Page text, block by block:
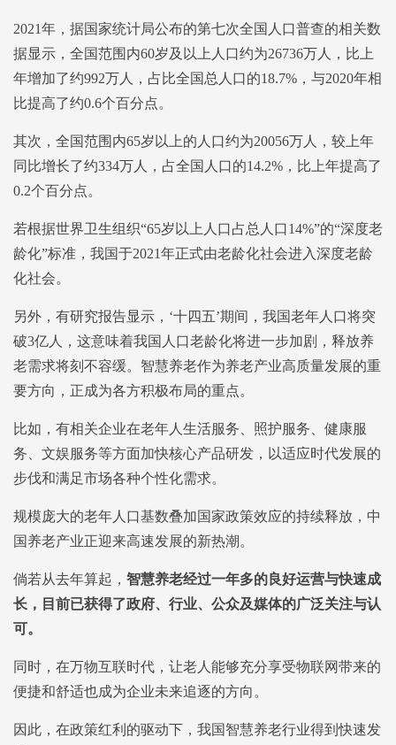
2021年，据国家统计局公布的第七次全国人口普查的相关数
据显示，全国范围内60岁及以上人口约为26736万人，比上
年增加了约992万人，占比全国总人口的18.7%，与2020年相
比提高了约0.6个百分点。
其次，全国范围内65岁以上的人口约为20056万人，较上年
同比增长了约334万人，占全国人口的14.2%，比上年提高了
0.2个百分点。
若根据世界卫生组织“65岁以上人口占总人口14%”的“深度老
龄化”标准，我国于2021年正式由老龄化社会进入深度老龄
化社会。
另外，有研究报告显示，‘十四五’期间，我国老年人口将突
破3亿人，这意味着我国人口老龄化将进一步加剧，释放养
老需求将刻不容缓。智慧养老作为养老产业高质量发展的重
要方向，正成为各方积极布局的重点。
比如，有相关企业在老年人生活服务、照护服务、健康服
务、文娱服务等方面加快核心产品研发，以适应时代发展的
步伐和满足市场各种个性化需求。
规模庞大的老年人口基数叠加国家政策效应的持续释放，中
国养老产业正迎来高速发展的新热潮。
倘若从去年算起， 智慧养老经过一年多的良好运营与快速成
长，目前已获得了政府、行业、公众及媒体的广泛关注与认
可。
同时，在万物互联时代，让老人能够充分享受物联网带来的
便捷和舒适也成为企业未来追逐的方向。
因此，在政策红利的驱动下，我国智慧养老行业得到快速发